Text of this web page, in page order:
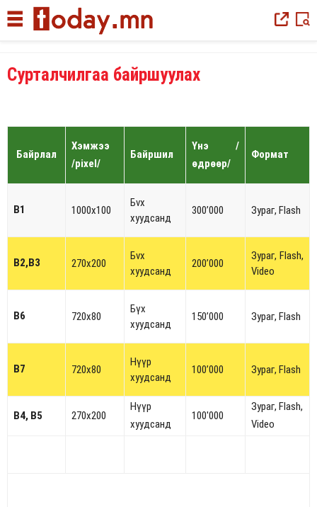
Сурталчилгаа байршуулах
Байрлал
Хэмжээ
/pixel/
Байршил
Үнэ
/
өдрөөр/
Формат
B1 1000x100
Бvх
хуудсанд
300’000 Зураг, Flash
B2,B3 270x200
Бvх
хуудсанд
200’000
Зураг, Flash,
Video
B6 720x80
Бүх
хуудсанд
150’000 Зураг, Flash
B7 720x80
Нүүр
хуудсанд
100’000 Зураг, Flash
B4, B5 270x200
Нүүр
хуудсанд
100'000
Зураг, Flash,
Video